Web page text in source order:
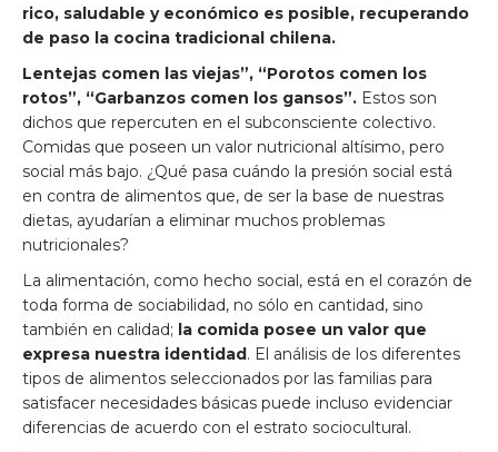
rico, saludable y económico es posible, recuperando
de paso la cocina tradicional chilena.
Lentejas comen las viejas”, “Porotos comen los
rotos”, “Garbanzos comen los gansos”. Estos son
dichos que repercuten en el subconsciente colectivo.
Comidas que poseen un valor nutricional altísimo, pero
social más bajo. ¿Qué pasa cuándo la presión social está
en contra de alimentos que, de ser la base de nuestras
dietas, ayudarían a eliminar muchos problemas
nutricionales?
La alimentación, como hecho social, está en el corazón de
toda forma de sociabilidad, no sólo en cantidad, sino
también en calidad; la comida posee un valor que
expresa nuestra identidad. El análisis de los diferentes
tipos de alimentos seleccionados por las familias para
satisfacer necesidades básicas puede incluso evidenciar
diferencias de acuerdo con el estrato sociocultural.